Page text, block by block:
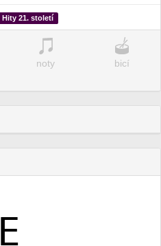
Hity 21. století
noty bicí
E